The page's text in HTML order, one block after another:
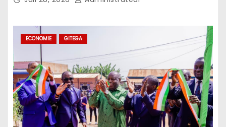
ECONOMIE GITEGA